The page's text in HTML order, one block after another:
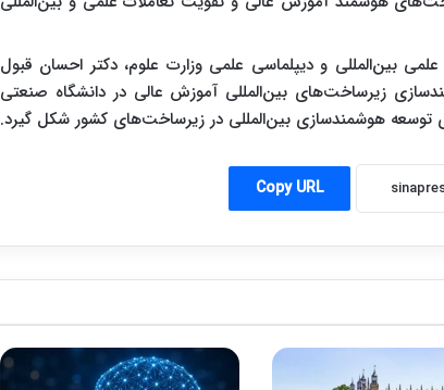
بین‌المللی و دیپلماسی علمی وزارت علوم، دکتر احسان قبول
زیرساخت‌های بین‌المللی آموزش عالی در دانشگاه صنعتی
توسعه هوشمندسازی بین‌المللی در زیرساخت‌های کشور شکل گیرد.
Copy URL